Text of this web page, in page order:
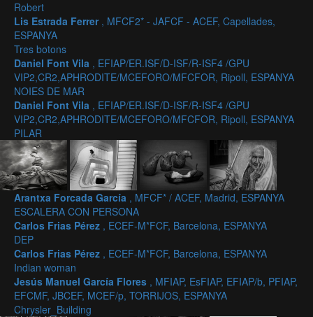
Robert
Lis Estrada Ferrer , MFCF2* - JAFCF - ACEF, Capellades,
ESPANYA
Tres botons
Daniel Font Vila , EFIAP/ER.ISF/D-ISF/R-ISF4 /GPU
VIP2,CR2,APHRODITE/MCEFORO/MFCFOR, Ripoll, ESPANYA
NOIES DE MAR
Daniel Font Vila , EFIAP/ER.ISF/D-ISF/R-ISF4 /GPU
VIP2,CR2,APHRODITE/MCEFORO/MFCFOR, Ripoll, ESPANYA
PILAR
Arantxa Forcada García , MFCF* / ACEF, Madrid, ESPANYA
ESCALERA CON PERSONA
Carlos Frias Pérez , ECEF-M*FCF, Barcelona, ESPANYA
DEP
Carlos Frias Pérez , ECEF-M*FCF, Barcelona, ESPANYA
Indian woman
Jesús Manuel García Flores , MFIAP, EsFIAP, EFIAP/b, PFIAP,
EFCMF, JBCEF, MCEF/p, TORRIJOS, ESPANYA
Chrysler_Building